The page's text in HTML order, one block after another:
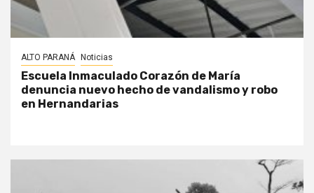
ALTO PARANÁ Noticias
Escuela Inmaculado Corazón de María
denuncia nuevo hecho de vandalismo y robo
en Hernandarias